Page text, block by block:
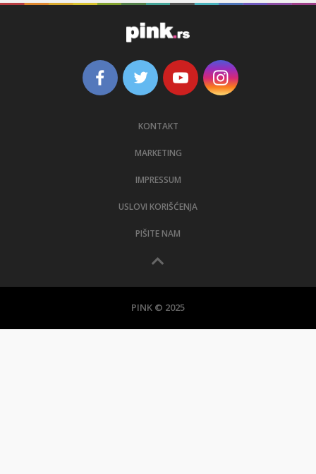
KONTAKT
MARKETING
IMPRESSUM
USLOVI KORIŠĆENJA
PIŠITE NAM
PINK © 2025